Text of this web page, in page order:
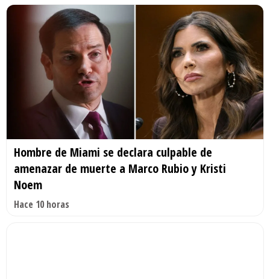
Hombre de Miami se declara culpable de
amenazar de muerte a Marco Rubio y Kristi
Noem
Hace 10 horas